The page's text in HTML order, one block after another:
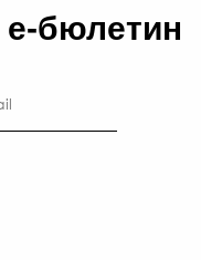
бюлетин